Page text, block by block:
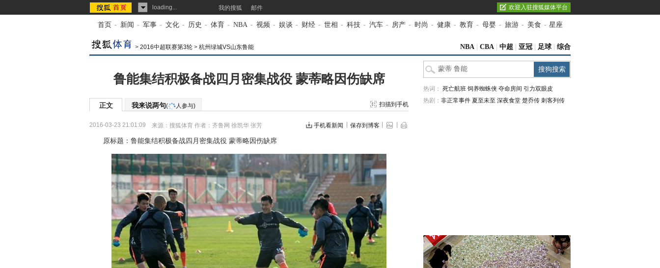
loading... 我的搜狐 邮件 欢迎入驻搜狐媒体平台
首页 - 新闻 - 军事 - 文化 - 历史 - 体育 - NBA - 视频 - 娱谈 - 财经 - 世相 - 科技 - 汽车 - 房产 - 时尚 - 健康 - 教育 - 母婴 - 旅游 - 美食 - 星座
> 2016中超联赛第3轮 > 杭州绿城VS山东鲁能 NBA CBA 中超 亚冠 足球 综合
鲁能集结积极备战四月密集战役 蒙蒂略因伤缺席
正文 我来说两句( 人参与) 扫描到手机
2016-03-23 21:01:09 来源： 搜狐体育 作者：齐鲁网 徐凯华 张芳 手机看新闻 保存到博客
原标题：鲁能集结积极备战四月密集战役 蒙蒂略因伤缺席
热词： 死亡航班 饲养蜘蛛侠 夺命房间 引力双眼皮
热剧： 非正常事件 夏至未至 深夜食堂 楚乔传 刺客列传